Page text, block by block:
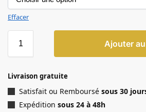
Effacer
Ajouter
Livraison gratuite
Satisfait ou Remboursé sous 30
Expédition sous 24 à 48h